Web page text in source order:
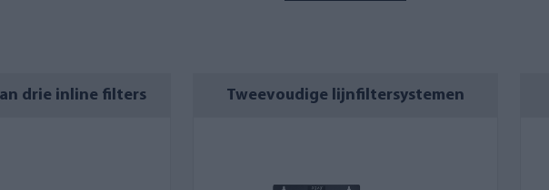
een combinatie van drie inline filters?
het aantal waterpunten op locatie en de hoeveelheid gebruikt water.
drie inline filters Tweevoudige lijnfiltersystemen